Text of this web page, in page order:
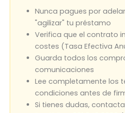
Nunca pagues por
"agilizar" tu préstamo
Verifica que el contrato
costes (Tasa Efectiva
Guarda todos los
comunicaciones
Lee completamente los
condiciones antes de
Si tienes dudas,